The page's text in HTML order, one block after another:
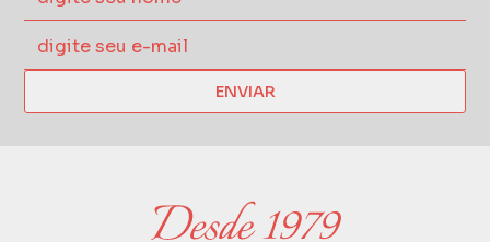
ENVIAR